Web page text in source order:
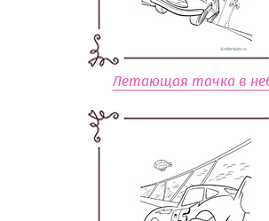
Летающая тачка в